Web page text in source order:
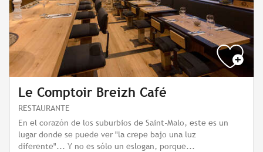
Le Comptoir Breizh Café
RESTAURANTE
En el corazón de los suburbios de Saint-Malo, este es un
lugar donde se puede ver "la crepe bajo una luz
diferente"... Y no es sólo un eslogan, porque...